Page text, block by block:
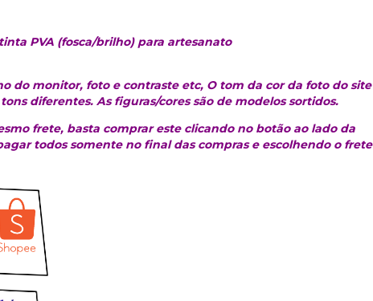
PVA (fosca/brilho) para artesanato
do monitor, foto e contraste etc, O tom da cor da foto do site
diferentes. As figuras/cores são de modelos sortidos.
frete, basta comprar este clicando no botão ao lado da
todos somente no final das compras e escolhendo o frete